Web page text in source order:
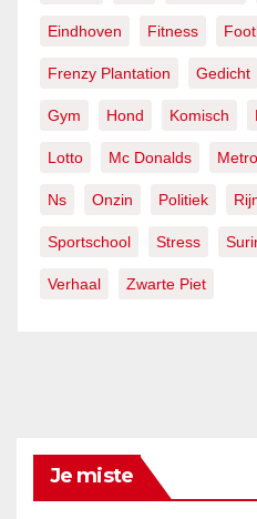
Eindhoven Fitness
Frenzy Plantation Gedicht
Gym Hond Komisch
Lotto Mc Donalds Metro
Ns Onzin Politiek
Sportschool Stress
Verhaal Zwarte Piet
Je miste